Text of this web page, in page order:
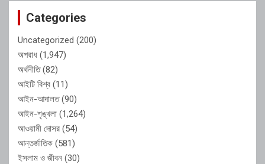
Categories
Uncategorized (200)
অপরাধ (1,947)
অর্থনীতি(82)
আইটি বিশ্ব (11)
আইন-আদালত(90)
আইন-শৃঙ্খলা (1,264)
আওয়ামী দোসর (54)
আন্তর্জাতিক (581)
ইসলাম ও জীবন (30)